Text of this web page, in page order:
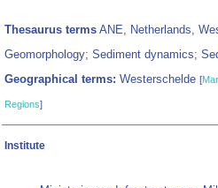
Thesaurus terms ANE, Netherlands,
Geomorphology; Sediment dynamics;
Geographical terms: Westerschelde [
Regions]
Institute